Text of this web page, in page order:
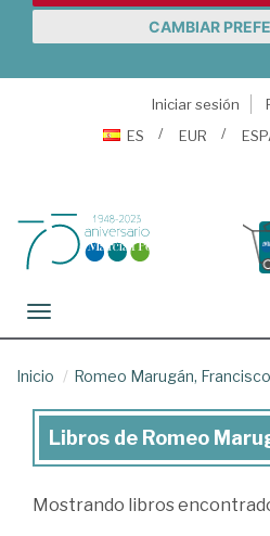
CAMBIAR
Iniciar sesión
ES
EUR
Toggle navigation
Inicio Romeo Marugán, Francisco
Libros
Romeo
Libros de Romeo
Mostrando libros